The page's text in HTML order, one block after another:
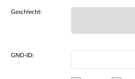
Geschlecht:
GND-ID: